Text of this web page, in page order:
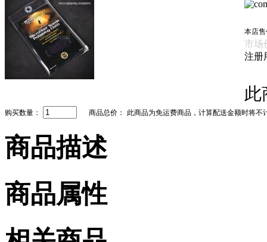
本店
市场
注册
此
购买数量： 商品总价： 此商品为免运费商品，计算配送金额时将不
商品描述
商品属性